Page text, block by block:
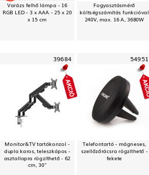
Varázs felhő lámpa - 16
RGB LED - 3 x AAA - 25 x 20
x 15 cm
Fogyasztásmérő
költségszámítás funkcióval
240V, max. 16 A, 3680W
39684
Monitor&TV tartókonzol -
dupla karos, teleszkópos -
asztallapra rögzíthető - 62
cm, 30"
54951
Telefontartó - mágneses,
szellőzőrácsra rögzíthető -
fekete